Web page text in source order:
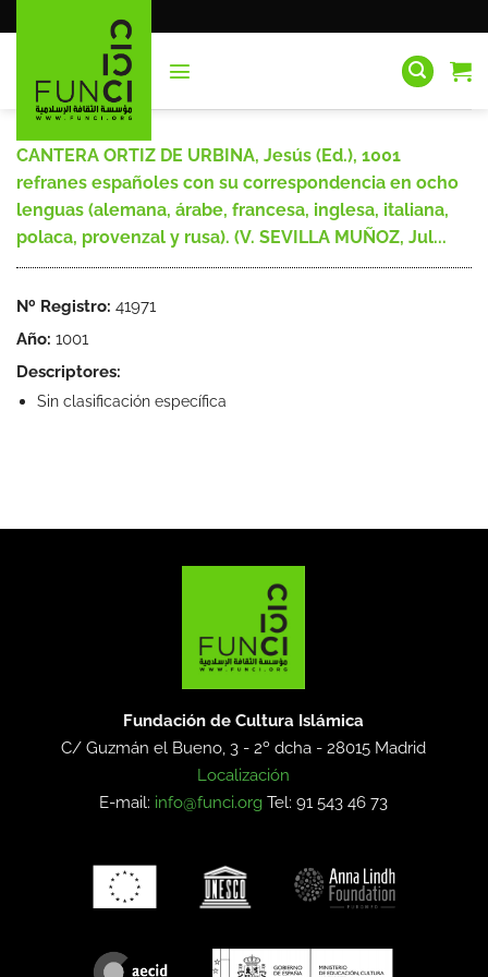
al
CANTERA ORTIZ DE URBINA, Jesús (Ed.), 1001
refranes españoles con su correspondencia en ocho
lenguas (alemana, árabe, francesa, inglesa, italiana,
polaca, provenzal y rusa). (V. SEVILLA MUÑOZ, Jul...
Nº Registro: 41971
Año: 1001
Descriptores:
Sin clasificación específica
Fundación de Cultura Islámica
C/ Guzmán el Bueno, 3 - 2º dcha -28015 Madrid
Localización
E-mail: info@funci.org Tel: 91 543 46 73